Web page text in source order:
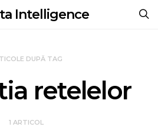
Intelligence
DUPĂ TAG
retelelor
1 ARTICOL